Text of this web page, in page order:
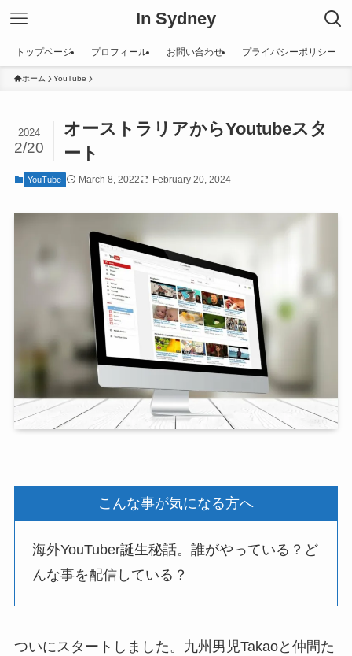
In Sydney
トップページ プロフィール お問い合わせ プライバシーポリシー
ホーム YouTube
オーストラリアからYoutubeスタ
ート
2024
2/20
YouTube March 8, 2022 February 20, 2024
こんな事が気になる方へ
海外YouTuber誕生秘話。誰がやっている？ど
んな事を配信している？
ついにスタートしました。九州男児Takaoと仲間た